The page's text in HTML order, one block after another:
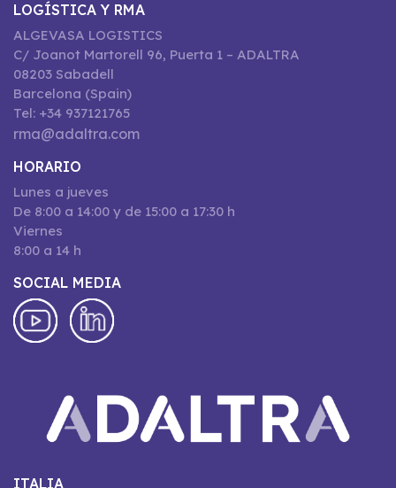
LOGÍSTICA Y RMA
ALGEVASA LOGISTICS
C/ Joanot Martorell 96, Puerta 1 – ADALTRA
08203 Sabadell
Barcelona (Spain)
Tel: +34 937121765
rma@adaltra.com
HORARIO
Lunes a jueves
De 8:00 a 14:00 y de 15:00 a 17:30 h
Viernes
8:00 a 14 h
SOCIAL MEDIA
ITALIA